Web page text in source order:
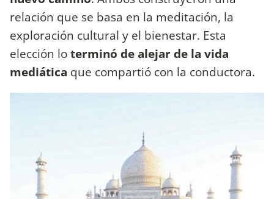
relación que se basa en la meditación, la
exploración cultural y el bienestar. Esta
elección loterminó de alejar de la vida
mediática que compartió con la conductora.